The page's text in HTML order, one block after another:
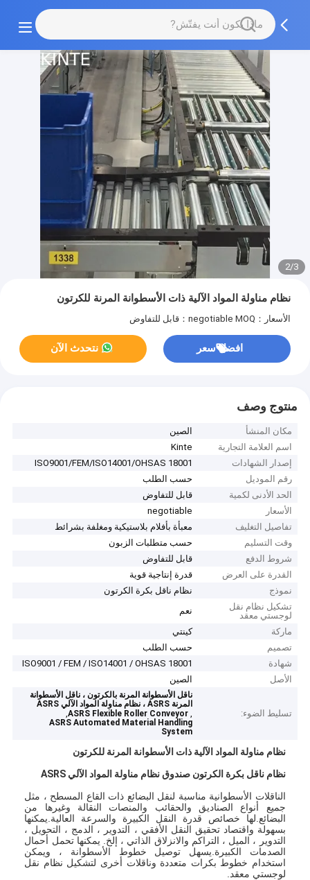
2/3
نظام مناولة المواد الآلية ذات الأسطوانة المرنة للكرتون
الأسعار：negotiable MOQ：قابل للتفاوض
افضل سعر نتحدث الآن
منتوج وصف
مكان المنشأ
الصين
اسم العلامة التجارية
Kinte
إصدار الشهادات
ISO9001/FEM/ISO14001/OHSAS 18001
رقم الموديل
حسب الطلب
الحد الأدنى لكمية
قابل للتفاوض
الأسعار
negotiable
تفاصيل التغليف
معبأة بأفلام بلاستيكية ومغلفة بشرائط
وقت التسليم
حسب متطلبات الزبون
شروط الدفع
قابل للتفاوض
القدرة على العرض
قدرة إنتاجية قوية
نموذج
نظام ناقل بكرة الكرتون
تشكيل نظام نقل
لوجستي معقد
نعم
ماركة
كينتي
تصميم
حسب الطلب
شهادة
ISO9001 / FEM / ISO14001 / OHSAS 18001
الأصل
الصين
تسليط الضوء:
ناقل الأسطوانة المرنة بالكرتون ، ناقل الأسطوانة
المرنة ASRS ، نظام مناولة المواد الآلي ASRS
,
ASRS Flexible Roller Conveyor
,
ASRS Automated Material Handling
System
نظام مناولة المواد الآلية ذات الأسطوانة المرنة للكرتون
نظام ناقل بكرة الكرتون صندوق نظام مناولة المواد الآلي ASRS
الناقلات الأسطوانية مناسبة لنقل البضائع ذات القاع المسطح ، مثل
جميع أنواع الصناديق والحقائب والمنصات النقالة وغيرها من
البضائع.لها خصائص قدرة النقل الكبيرة والسرعة العالية.يمكنها
بسهولة واقتصاد تحقيق النقل الأفقي ، التدوير ، الدمج ، التحويل ،
التدوير ، الميل ، التراكم والانزلاق الذاتي ، إلخ. يمكنها تحمل أحمال
الصدمات الكبيرة.يسهل توصيل خطوط الأسطوانة ، ويمكن
استخدام خطوط بكرات متعددة وناقلات أخرى لتشكيل نظام نقل
لوجستي معقد.